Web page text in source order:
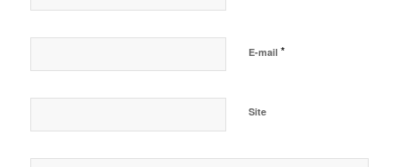
E-mail *
Site